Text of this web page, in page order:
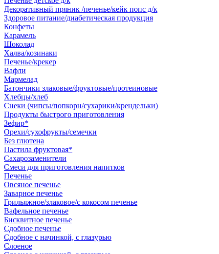
Декоративный пряник /печенье/кейк попс д/к
Здоровое питание/диабетическая продукция
Конфеты
Карамель
Шоколад
Халва/козинаки
Печенье/крекер
Вафли
Мармелад
Батончики злаковые/фруктовые/протеиновые
Хлебцы/хлеб
Снеки (чипсы/попкорн/сухарики/крендельки)
Продукты быстрого приготовления
Зефир*
Орехи/сухофрукты/семечки
Без глютена
Пастила фруктовая*
Сахарозаменители
Смеси для приготовления напитков
Печенье
Овсяное печенье
Заварное печенье
Грильяжное/злаковое/с кокосом печенье
Вафельное печенье
Бисквитное печенье
Сдобное печенье
Сдобное с начинкой, с глазурью
Слоеное